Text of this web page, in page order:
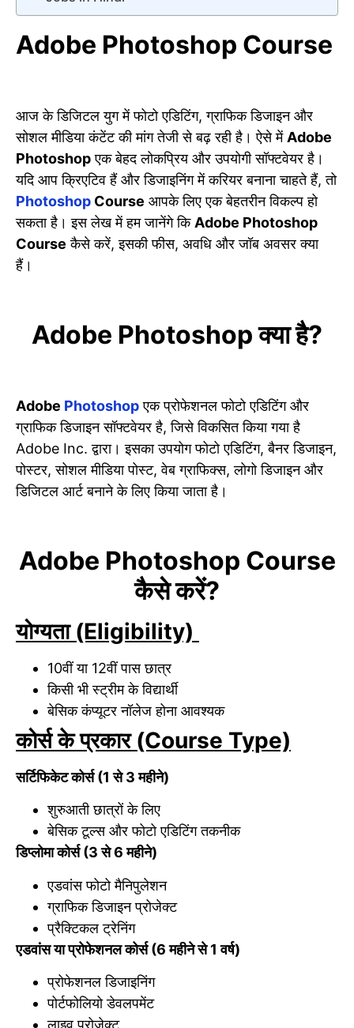
Adobe Photoshop Course
आज के डिजिटल युग में फोटो एडिटिंग, ग्राफिक डिजाइन और
सोशल मीडिया कंटेंट की मांग तेजी से बढ़ रही है। ऐसे में Adobe
Photoshopएक बेहद लोकप्रिय और उपयोगी सॉफ्टवेयर है।
यदि आप क्रिएटिव हैं और डिजाइनिंग में करियर बनाना चाहते हैं, तो
Photoshop Course आपके लिए एक बेहतरीन विकल्प हो
सकता है। इस लेख में हम जानेंगे कि Adobe Photoshop
Course कैसे करें, इसकी फीस, अवधि और जॉब अवसर क्या
हैं।
Adobe Photoshop क्या है?
Adobe Photoshopएक प्रोफेशनल फोटो एडिटिंग और
ग्राफिक डिजाइन सॉफ्टवेयर है, जिसे विकसित किया गया है
Adobe Inc. द्वारा। इसका उपयोग फोटो एडिटिंग, बैनर डिजाइन,
पोस्टर, सोशल मीडिया पोस्ट, वेब ग्राफिक्स, लोगो डिजाइन और
डिजिटल आर्ट बनाने के लिए किया जाता है।
Adobe Photoshop Course
कैसे करें?
योग्यता (Eligibility)
10वीं या 12वीं पास छात्र
किसी भी स्ट्रीम के विद्यार्थी
बेसिक कंप्यूटर नॉलेज होना आवश्यक
कोर्स के प्रकार (Course Type)
सर्टिफिकेट कोर्स (1 से 3 महीने)
शुरुआती छात्रों के लिए
बेसिक टूल्स और फोटो एडिटिंग तकनीक
डिप्लोमा कोर्स (3 से 6 महीने)
एडवांस फोटो मैनिपुलेशन
ग्राफिक डिजाइन प्रोजेक्ट
प्रैक्टिकल ट्रेनिंग
एडवांस या प्रोफेशनल कोर्स (6 महीने से 1 वर्ष)
प्रोफेशनल डिजाइनिंग
पोर्टफोलियो डेवलपमेंट
लाइव प्रोजेक्ट